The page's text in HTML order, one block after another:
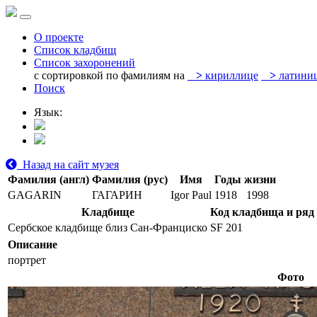
О проекте
Список кладбищ
Список захоронений
с сортировкой по фамилиям на
> кириллице >
Поиск
Язык:
Назад на сайт музея
Фамилия (англ) Фамилия (рус) Имя
Годы жизни
GAGARIN
ГАГАРИН Igor Paul 1918
1998
Кладбище
Код кладбища и ряд
Сербское кладбище близ Сан-Франциско SF 201
Описание
портрет
Фото